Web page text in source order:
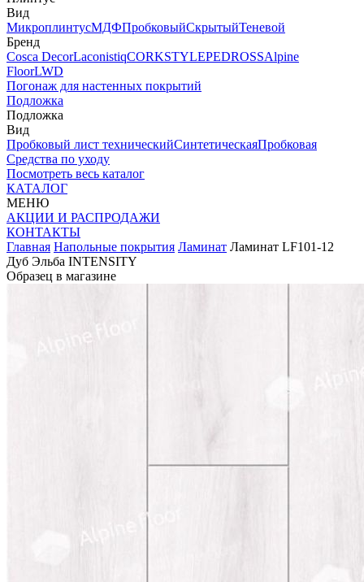
Вид
МикроплинтусМДФПробковыйСкрытыйТеневой
Бренд
Cosca DecorLaconistiqCORKSTYLEPEDROSSAlpine
FloorLWD
Погонаж для настенных покрытий
Подложка
Подложка
Вид
Пробковый лист техническийСинтетическаяПробковая
Средства по уходу
Посмотреть весь каталог
КАТАЛОГ
МЕНЮ
АКЦИИ И РАСПРОДАЖИ
КОНТАКТЫ
Главная Напольные покрытия Ламинат Ламинат LF101-12
Дуб Эльба INTENSITY
Образец в магазине